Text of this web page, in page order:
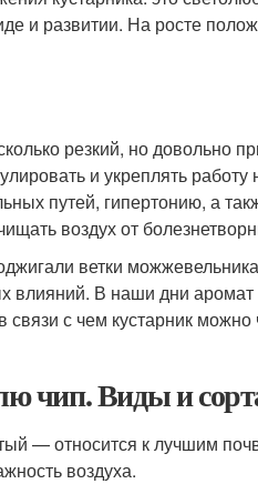
и развитии. На росте
резкий, но довольно
и укреплять
путей, гипертонию, а
воздух от
ветки
влияний. В наши дни
с чем кустарник можно
чип. Виды и
— относится к лучшим
воздуха.